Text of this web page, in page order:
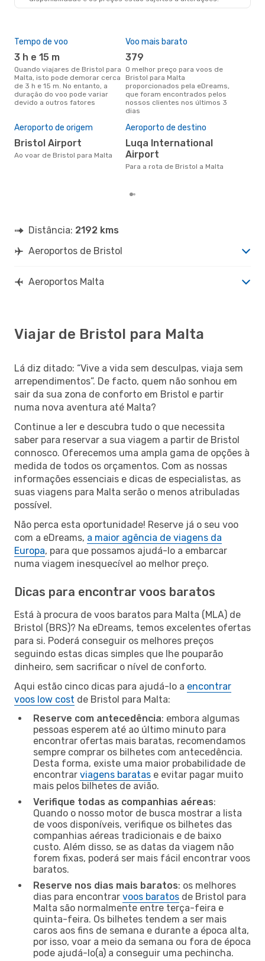
Tempo de voo
3 h e 15 m
Quando viajares de Bristol para
Malta, isto pode demorar cerca
de 3 h e 15 m. No entanto, a
duração do voo pode variar
devido a outros fatores
Voo mais barato
379
O melhor preço para voos de
Bristol para Malta
proporcionados pela eDreams,
que foram encontrados pelos
nossos clientes nos últimos 3
dias
Aeroporto de origem
Bristol Airport
Ao voar de Bristol para Malta
Aeroporto de destino
Luqa International
Airport
Para a rota de Bristol a Malta
Distância: 2192 kms
Aeroportos de Bristol
Aeroportos Malta
Viajar de Bristol para Malta
Lá diz ditado: “Vive a vida sem desculpas, viaja sem
arrependimentos”. De facto, quem não sonhou em
sair da sua zona de conforto em Bristol e partir
numa nova aventura até Malta?
Continue a ler e descubra tudo o que necessita
saber para reservar a sua viagem a partir de Bristol
connosco. Oferecemos uma ampla gama de opções à
medida de todos os orçamentos. Com as nossas
informações essenciais e dicas de especialistas, as
suas viagens para Malta serão o menos atribuladas
possível.
Não perca esta oportunidade! Reserve já o seu voo
com a eDreams, a maior agência de viagens da
Europa, para que possamos ajudá-lo a embarcar
numa viagem inesquecível ao melhor preço.
Dicas para encontrar voos baratos
Está à procura de voos baratos para Malta (MLA) de
Bristol (BRS)? Na eDreams, temos excelentes ofertas
para si. Poderá conseguir os melhores preços
seguindo estas dicas simples que lhe pouparão
dinheiro, sem sacrificar o nível de conforto.
Aqui estão cinco dicas para ajudá-lo a encontrar
voos low cost de Bristol para Malta:
Reserve com antecedência: embora algumas
pessoas esperem até ao último minuto para
encontrar ofertas mais baratas, recomendamos
sempre comprar os bilhetes com antecedência.
Desta forma, existe uma maior probabilidade de
encontrar viagens baratas e evitar pagar muito
mais pelos bilhetes de avião.
Verifique todas as companhias aéreas:
Quando o nosso motor de busca mostrar a lista
de voos disponíveis, verifique os bilhetes das
companhias aéreas tradicionais e de baixo
custo. Além disso, se as datas da viagem não
forem fixas, poderá ser mais fácil encontrar voos
baratos.
Reserve nos dias mais baratos: os melhores
dias para encontrar voos baratos de Bristol para
Malta são normalmente entre terça-feira e
quinta-feira. Os bilhetes tendem a ser mais
caros aos fins de semana e durante a época alta,
por isso, voar a meio da semana ou fora de época
pode ajudá-lo(a) a conseguir uma pechincha.